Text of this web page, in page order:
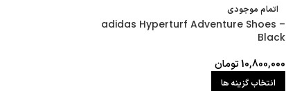
اتمام موجودی
adidas Hyperturf Adventure Shoes –
Black
10,800,000تومان
انتخاب گزینه ها